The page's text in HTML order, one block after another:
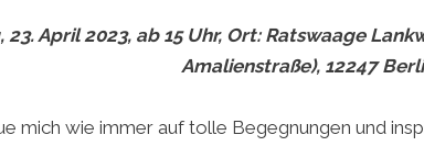
23. April 2023, ab 15 Uhr, Ort: Ratswaage
Amalienstraße), 12247
mich wie immer auf tolle Begegnungen und